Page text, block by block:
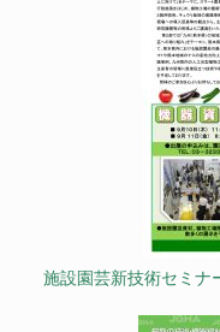
施設園芸新技術セミナ